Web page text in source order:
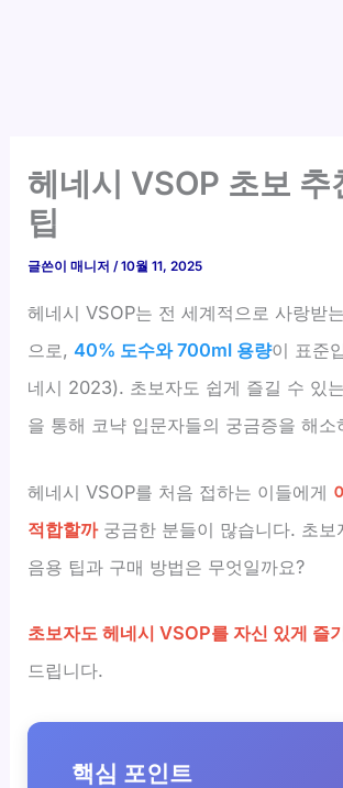
헤네시 VSOP 초보 추
팁
글쓴이매니저/10월 11, 2025
헤네시 VSOP는 전 세계적으로 사랑받
으로,40% 도수와 700ml 용량이 표준
네시 2023). 초보자도 쉽게 즐길 수 있
을 통해 코냑 입문자들의 궁금증을 해소
헤네시 VSOP를 처음 접하는 이들에게
적합할까궁금한 분들이 많습니다. 초보
음용 팁과 구매 방법은 무엇일까요?
초보자도 헤네시 VSOP를 자신 있게 즐
드립니다.
핵심 포인트